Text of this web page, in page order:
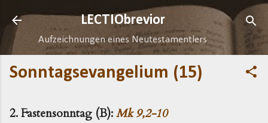
Direkt zum Hauptbereich
LECTIObrevior
Aufzeichnungen eines Neutestamentlers
Sonntagsevangelium (15)
2. Fastensonntag (B):Mk 9,2-10